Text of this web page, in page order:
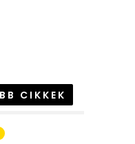
CIKKEK